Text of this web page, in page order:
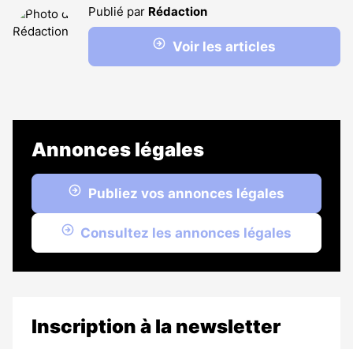
Publié par Rédaction
Voir les articles
Annonces légales
Publiez vos annonces légales
Consultez les annonces légales
Inscription à la newsletter